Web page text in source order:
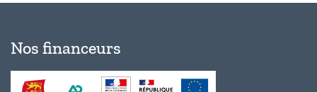
Nos financeurs